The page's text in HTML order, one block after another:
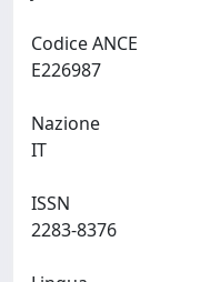
Codice ANCE
Nazione
ISSN